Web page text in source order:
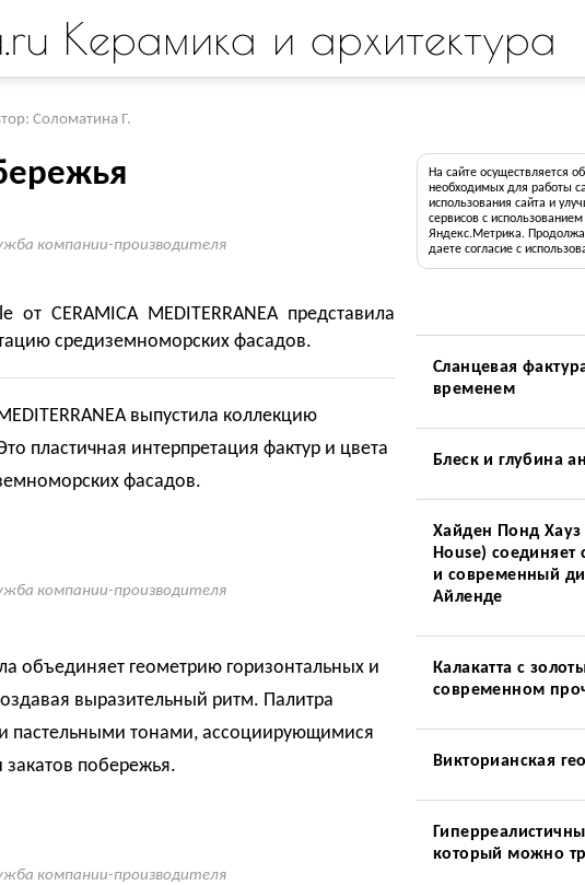
Керамика и архитектура
Соломатина Г.
компании-производителя
CERAMICA MEDITERRANEA представила
средиземноморских фасадов.
выпустила коллекцию
пластичная интерпретация фактур и цвета
фасадов.
компании-производителя
объединяет геометрию горизонтальных и
выразительный ритм. Палитра
пастельными тонами, ассоциирующимися
закатов побережья.
компании-производителя
На сайте осуществляется
необходимых для работы
использования сайта и
сервисов с
Яндекс.Метрика.
даете согласие с
Сланцевая
временем
Блеск и глубина
Хайден Понд Хауз
House)
и современный
Айленде
Калакатта с
современном
Викторианская
который можно